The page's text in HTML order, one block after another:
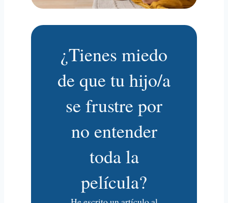
¿Tienes miedo
de que tu hijo/a
se frustre por
no entender
toda la
película?